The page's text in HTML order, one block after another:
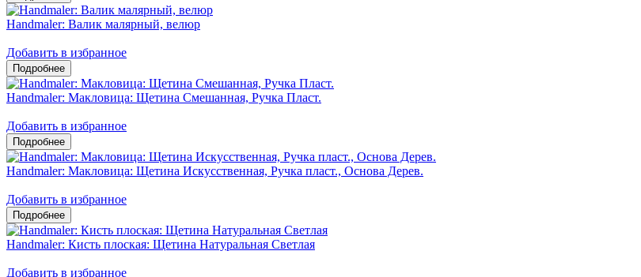
Handmaler: Валик малярный, велюр
Добавить в избранное
Handmaler: Макловица: Щетина Смешанная, Ручка Пласт.
Добавить в избранное
Handmaler: Макловица: Щетина Искусственная, Ручка пласт., Основа Дерев.
Добавить в избранное
Handmaler: Кисть плоская: Щетина Натуральная Светлая
Добавить в избранное